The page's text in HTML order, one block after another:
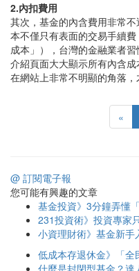
2.內扣費用
其次，基金的內含費用非常
本不僅只有表面的交易手續
成本」），台灣的金融業者
介紹頁面大大顯示所有內含
在網站上非常不明顯的角落，
«
@ 訂閱電子報
您可能有興趣的文章
基金投資》3分鐘弄懂
231投資術》投資專家
小資理財術》基金新
低成本存退休金》「全